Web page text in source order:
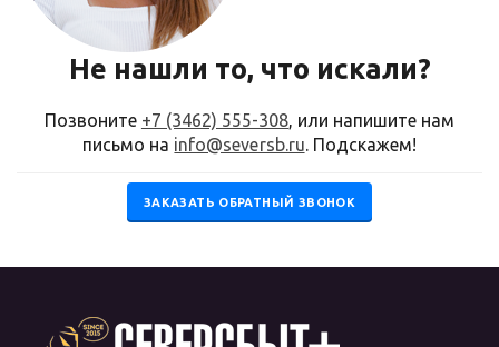
Не нашли то, что искали?
Позвоните +7 (3462) 555-308, или напишите нам
письмо на info@seversb.ru. Подскажем!
ЗАКАЗАТЬ ОБРАТНЫЙ ЗВОНОК